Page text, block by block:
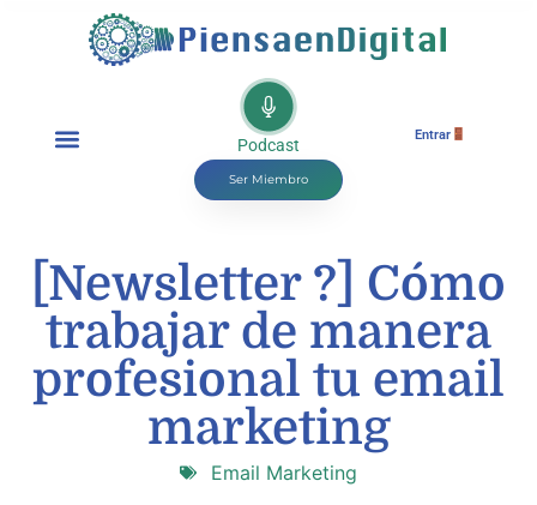
Podcast
Ser Miembro
Entrar
[Newsletter ?] Cómo
trabajar de manera
profesional tu email
marketing
Email Marketing